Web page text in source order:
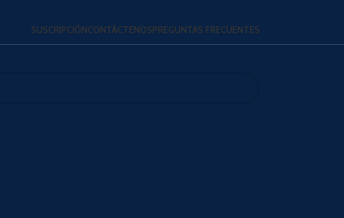
SUSCRIPCIÓNCONTÁCTENOSPREGUNTAS FRECUENTES